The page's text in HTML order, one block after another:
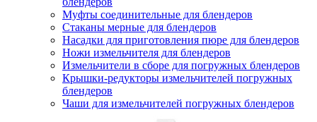
Муфты соединительные для блендеров
Стаканы мерные для блендеров
Насадки для приготовления пюре для блендеров
Ножи измельчителя для блендеров
Измельчители в сборе для погружных блендеров
Крышки-редукторы измельчителей погружных
блендеров
Чаши для измельчителей погружных блендеров